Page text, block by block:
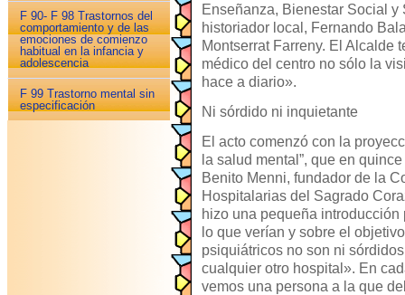
F 90- F 98 Trastornos del
comportamiento y de las
emociones de comienzo
habitual en la infancia y
adolescencia
F 99 Trastorno mental sin
especificación
Enseñanza, Bienestar Social y
historiador local, Fernando
Montserrat Farreny. El Alcalde
médico del centro no sólo la
hace a diario».
Ni sórdido ni inquietante
El acto comenzó con la
la salud mental”, que en
Benito Menni, fundador de la
Hospitalarias del Sagrado
hizo una pequeña
lo que verían y sobre el
psiquiátricos no son ni
cualquier otro hospital». En
vemos una persona a la que